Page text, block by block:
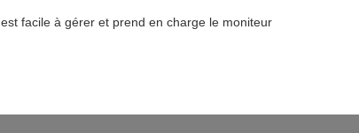
facile à gérer et prend en charge le moniteur